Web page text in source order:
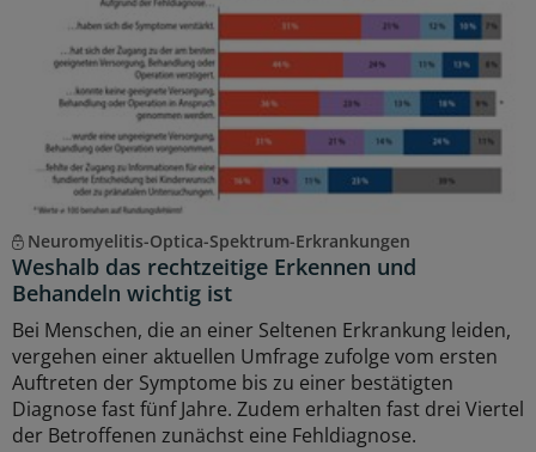
Neuromyelitis-Optica-Spektrum-Erkrankungen
Weshalb das rechtzeitige Erkennen und
Behandeln wichtig ist
Bei Menschen, die an einer Seltenen Erkrankung leiden,
vergehen einer aktuellen Umfrage zufolge vom ersten
Auftreten der Symptome bis zu einer bestätigten
Diagnose fast fünf Jahre. Zudem erhalten fast drei Viertel
der Betroffenen zunächst eine Fehldiagnose.